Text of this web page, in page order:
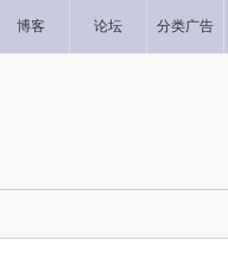
博客 论坛 分类广告